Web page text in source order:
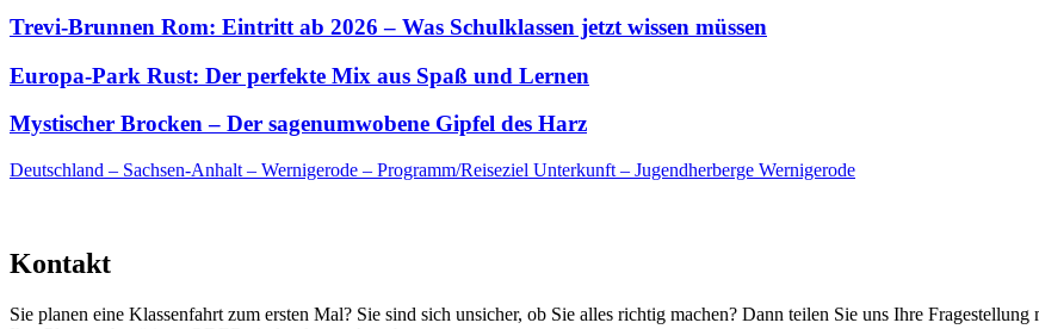
Trevi-Brunnen Rom: Eintritt ab 2026 – Was Schulklassen jetzt wissen müssen
Europa-Park Rust: Der perfekte Mix aus Spaß und Lernen
Mystischer Brocken – Der sagenumwobene Gipfel des Harz
Deutschland – Sachsen-Anhalt – Wernigerode – Programm/Reiseziel Unterkunft – Jugendherberge Wernigerode
Kontakt
Sie planen eine Klassenfahrt zum ersten Mal? Sie sind sich unsicher, ob Sie alles richtig machen? Dann teilen Sie uns Ihre